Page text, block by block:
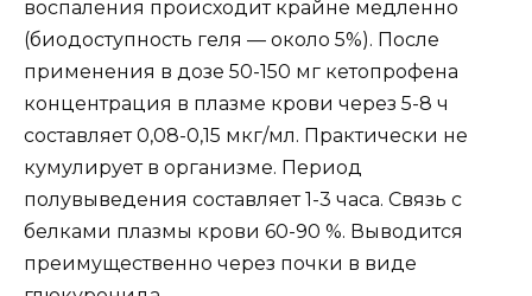
воспаления происходит крайне медленно
(биодоступность геля — около 5%). После
применения в дозе 50-150 мг кетопрофена
концентрация в плазме крови через 5-8 ч
составляет 0,08-0,15 мкг/мл. Практически не
кумулирует в организме. Период
полувыведения составляет 1-3 часа. Связь с
белками плазмы крови 60-90 %. Выводится
преимущественно через почки в виде